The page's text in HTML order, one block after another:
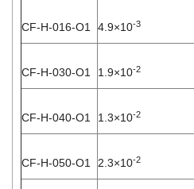
CF-H-016-O1 4.9×10-3
CF-H-030-O1 1.9×10-2
CF-H-040-O1 1.3×10-2
CF-H-050-O1 2.3×10-2